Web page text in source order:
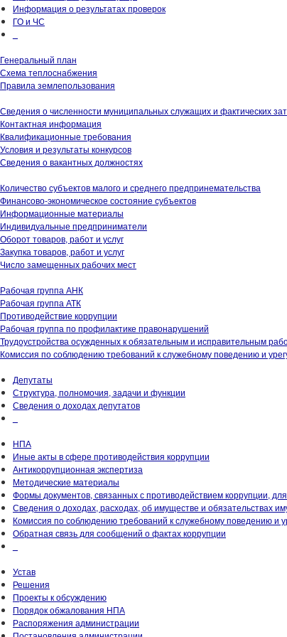
Информация о результатах проверок
ГО и ЧС
Генеральный план
Схема теплоснабжения
Правила землепользования
Сведения о численности муниципальных служащих и фактических
Контактная информация
Квалификационные требования
Условия и результаты конкурсов
Сведения о вакантных должностях
Количество субъектов малого и среднего предпринемательства
Финансово-экономическое состояние субъектов
Информационные материалы
Индивидуальные предприниматели
Оборот товаров, работ и услуг
Закупка товаров, работ и услуг
Число замещенных рабочих мест
Рабочая группа АНК
Рабочая группа АТК
Противодействие коррупции
Рабочая группа по профилактике правонарушений
Трудоустройства осужденных к обязательным и исправительным
Комиссия по соблюдению требований к служебному поведению и
Депутаты
Структура, полномочия, задачи и функции
Сведения о доходах депутатов
НПА
Иные акты в сфере противодействия коррупции
Антикоррупционная экспертиза
Методические материалы
Формы документов, связанных с противодействием коррупции,
Сведения о доходах, расходах, об имуществе и обязательствах
Комиссия по соблюдению требований к служебному поведению и
Обратная связь для сообщений о фактах коррупции
Устав
Решения
Проекты к обсуждению
Порядок обжалования НПА
Распоряжения администрации